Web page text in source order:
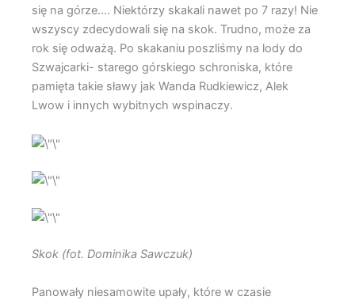
się na górze…. Niektórzy skakali nawet po 7 razy! Nie
wszyscy zdecydowali się na skok. Trudno, może za
rok się odważą. Po skakaniu poszliśmy na lody do
Szwajcarki- starego górskiego schroniska, które
pamięta takie sławy jak Wanda Rudkiewicz, Alek
Lwow i innych wybitnych wspinaczy.
Skok (fot. Dominika Sawczuk)
Panowały niesamowite upały, które w czasie